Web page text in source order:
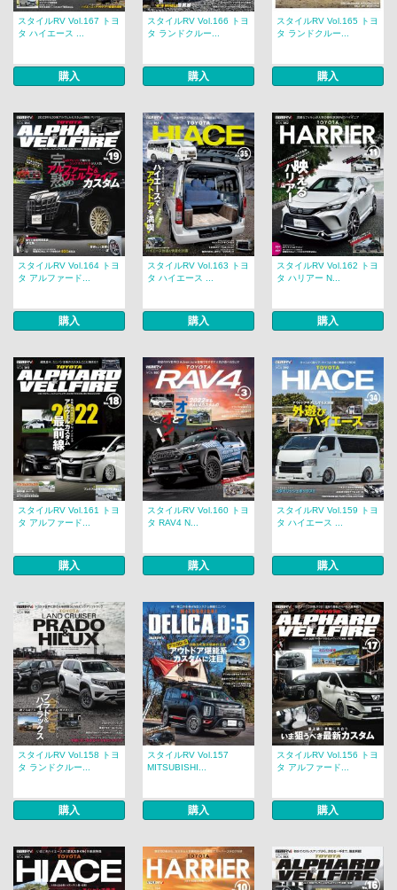
スタイルRV Vol.167 トヨ
タ ハイエース ...
購入
スタイルRV Vol.166 トヨ
タ ランドクルー...
購入
スタイルRV Vol.165 トヨ
タ ランドクルー...
購入
スタイルRV Vol.164 トヨ
タ アルファード...
購入
スタイルRV Vol.163 トヨ
タ ハイエース ...
購入
スタイルRV Vol.162 トヨ
タ ハリアー N...
購入
スタイルRV Vol.161 トヨ
タ アルファード...
購入
スタイルRV Vol.160 トヨ
タ RAV4 N...
購入
スタイルRV Vol.159 トヨ
タ ハイエース ...
購入
スタイルRV Vol.158 トヨ
タ ランドクルー...
購入
スタイルRV Vol.157
MITSUBISHI...
購入
スタイルRV Vol.156 トヨ
タ アルファード...
購入